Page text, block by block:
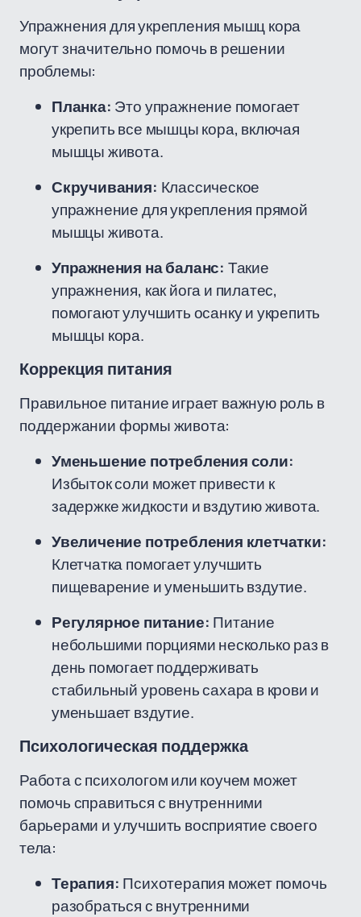
Упражнения для укрепления мышц кора
могут значительно помочь в решении
проблемы:
Планка: Это упражнение помогает
укрепить все мышцы кора, включая
мышцы живота.
Скручивания: Классическое
упражнение для укрепления прямой
мышцы живота.
Упражнения на баланс: Такие
упражнения, как йога и пилатес,
помогают улучшить осанку и укрепить
мышцы кора.
Коррекция питания
Правильное питание играет важную роль в
поддержании формы живота:
Уменьшение потребления соли:
Избыток соли может привести к
задержке жидкости и вздутию живота.
Увеличение потребления клетчатки:
Клетчатка помогает улучшить
пищеварение и уменьшить вздутие.
Регулярное питание: Питание
небольшими порциями несколько раз в
день помогает поддерживать
стабильный уровень сахара в крови и
уменьшает вздутие.
Психологическая поддержка
Работа с психологом или коучем может
помочь справиться с внутренними
барьерами и улучшить восприятие своего
тела:
Терапия: Психотерапия может помочь
разобраться с внутренними